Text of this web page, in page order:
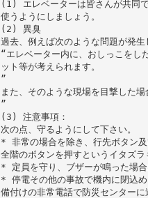
(1) エレベーターは皆さんが共同
使うようにしましょう。
(2) 異臭
過去、例えば次のような問題が発生
“エレベーター内に、おしっこをし
ット等が考えられます。
”
また、そのような現場を目撃した
”
(3) 注意事項：
次の点、守るようにして下さい。
* 非常の場合を除き、行先ボタン及
全階のボタンを押すというイタズラ
* 定員を守り、ブザーが鳴った場合
* 停電その他の事故で機内に閉込
備付けの非常電話で防災センターに